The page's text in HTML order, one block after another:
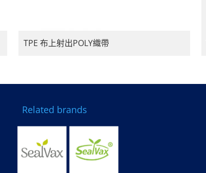
TPE 布上射出POLY織帶
Related brands